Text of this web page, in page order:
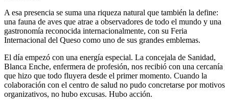
A esa presencia se suma una riqueza natural que también la define:
una fauna de aves que atrae a observadores de todo el mundo y una
gastronomía reconocida internacionalmente, con su Feria
Internacional del Queso como uno de sus grandes emblemas.
El día empezó con una energía especial. La concejala de Sanidad,
Blanca Enche, enfermera de profesión, nos recibió con una cercanía
que hizo que todo fluyera desde el primer momento. Cuando la
colaboración con el centro de salud no pudo concretarse por motivos
organizativos, no hubo excusas. Hubo acción.